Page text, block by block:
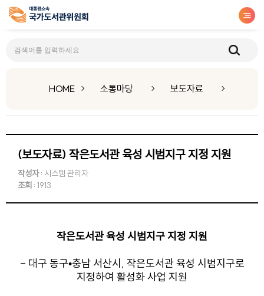
HOME 소통마당 보도자료
(보도자료) 작은도서관 육성 시범지구 지정 지원
작성자: 시스템 관리자
조회 : 1913
작은도서관 육성 시범지구 지정 지원
- 대구 동구•충남 서산시, 작은도서관 육성 시범지구로
지정하여 활성화 사업 지원